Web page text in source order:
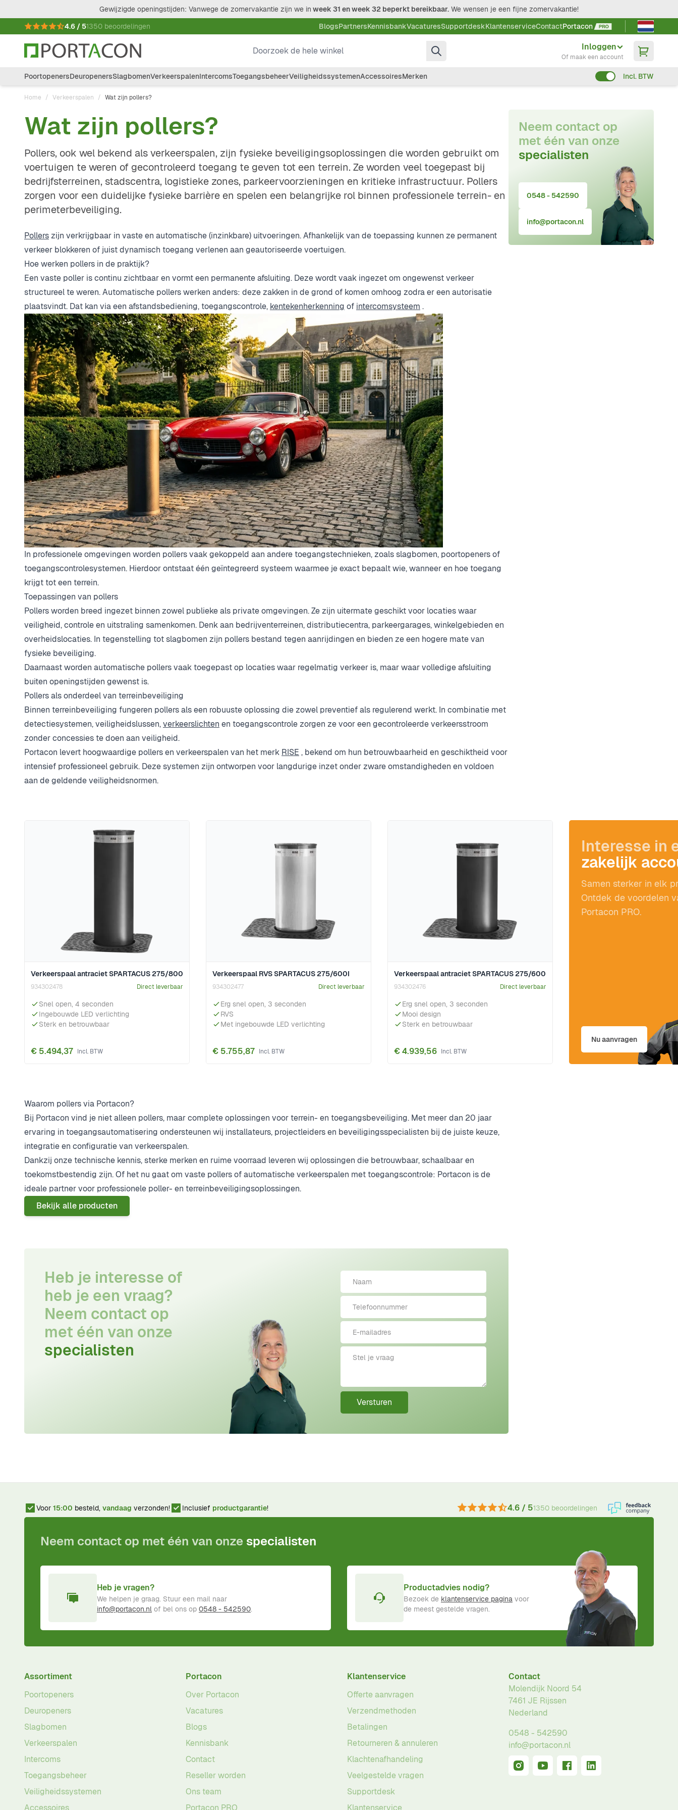
Gewijzigde openingstijden: Vanwege de zomervakantie zijn we in week 31 en week 32 beperkt bereikbaar. We wensen je een fijne zomervakantie!
4.6 / 51350 beoordelingen BlogsPartnersKennisbankVacaturesSupportdeskKlantenserviceContactPortacon
Taal kiezen
Doorzoek de hele winkel
Inloggen
Of maak een account
PoortopenersDeuropenersSlagbomenVerkeerspalenIntercomsToegangsbeheerVeiligheidssystemenAccessoiresMerken Incl. BTW
Home / Verkeerspalen / Wat zijn pollers?
Wat zijn pollers?
Pollers, ook wel bekend als verkeerspalen, zijn fysieke beveiligingsoplossingen die worden gebruikt om
voertuigen te weren of gecontroleerd toegang te geven tot een terrein. Ze worden veel toegepast bij
bedrijfsterreinen, stadscentra, logistieke zones, parkeervoorzieningen en kritieke infrastructuur. Pollers
zorgen voor een duidelijke fysieke barrière en spelen een belangrijke rol binnen professionele terrein- en
perimeterbeveiliging.
Pollers zijn verkrijgbaar in vaste en automatische (inzinkbare) uitvoeringen. Afhankelijk van de toepassing kunnen ze permanent
verkeer blokkeren of juist dynamisch toegang verlenen aan geautoriseerde voertuigen.
Hoe werken pollers in de praktijk?
Een vaste poller is continu zichtbaar en vormt een permanente afsluiting. Deze wordt vaak ingezet om ongewenst verkeer
structureel te weren. Automatische pollers werken anders: deze zakken in de grond of komen omhoog zodra er een autorisatie
plaatsvindt. Dat kan via een afstandsbediening, toegangscontrole, kentekenherkenning of intercomsysteem .
In professionele omgevingen worden pollers vaak gekoppeld aan andere toegangstechnieken, zoals slagbomen, poortopeners of
toegangscontrolesystemen. Hierdoor ontstaat één geïntegreerd systeem waarmee je exact bepaalt wie, wanneer en hoe toegang
krijgt tot een terrein.
Toepassingen van pollers
Pollers worden breed ingezet binnen zowel publieke als private omgevingen. Ze zijn uitermate geschikt voor locaties waar
veiligheid, controle en uitstraling samenkomen. Denk aan bedrijventerreinen, distributiecentra, parkeergarages, winkelgebieden en
overheidslocaties. In tegenstelling tot slagbomen zijn pollers bestand tegen aanrijdingen en bieden ze een hogere mate van
fysieke beveiliging.
Daarnaast worden automatische pollers vaak toegepast op locaties waar regelmatig verkeer is, maar waar volledige afsluiting
buiten openingstijden gewenst is.
Pollers als onderdeel van terreinbeveiliging
Binnen terreinbeveiliging fungeren pollers als een robuuste oplossing die zowel preventief als regulerend werkt. In combinatie met
detectiesystemen, veiligheidslussen,verkeerslichten en toegangscontrole zorgen ze voor een gecontroleerde verkeersstroom
zonder concessies te doen aan veiligheid.
Portacon levert hoogwaardige pollers en verkeerspalen van het merk RISE , bekend om hun betrouwbaarheid en geschiktheid voor
intensief professioneel gebruik. Deze systemen zijn ontworpen voor langdurige inzet onder zware omstandigheden en voldoen
aan de geldende veiligheidsnormen.
Verkeerspaal antraciet SPARTACUS 275/800
934302478 Direct leverbaar
Snel open, 4 seconden
Ingebouwde LED verlichting
Sterk en betrouwbaar
€ 5.494,37
Verkeerspaal RVS SPARTACUS 275/600I
934302477 Direct leverbaar
Erg snel open, 3 seconden
RVS
Met ingebouwde LED verlichting
€ 5.755,87
Verkeerspaal antraciet SPARTACUS 275/600
934302476 Direct leverbaar
Erg snel open, 3 seconden
Mooi design
Sterk en betrouwbaar
€ 4.939,56
Interesse in
zakelijk
Samen sterker in elk
Ontdek de voordelen
Portacon PRO.
Nu aanvragen
Waarom pollers via Portacon?
Bij Portacon vind je niet alleen pollers, maar complete oplossingen voor terrein- en toegangsbeveiliging. Met meer dan 20 jaar
ervaring in toegangsautomatisering ondersteunen wij installateurs, projectleiders en beveiligingsspecialisten bij de juiste keuze,
integratie en configuratie van verkeerspalen.
Dankzij onze technische kennis, sterke merken en ruime voorraad leveren wij oplossingen die betrouwbaar, schaalbaar en
toekomstbestendig zijn. Of het nu gaat om vaste pollers of automatische verkeerspalen met toegangscontrole: Portacon is de
ideale partner voor professionele poller- en terreinbeveiligingsoplossingen.
Bekijk alle producten
Heb je interesse of
heb je een vraag?
Neem contact op
met één van onze
specialisten
Versturen
Neem contact op
met één van onze
specialisten
0548 - 542590
info@portacon.nl
Voor 15:00 besteld, vandaag verzonden! Inclusief productgarantie! 4.6 / 51350 beoordelingen
Neem contact op met één van onze specialisten
Heb je vragen?
We helpen je graag. Stuur een mail naar
info@portacon.nl of bel ons op 0548 - 542590.
Productadvies nodig?
Bezoek de klantenservice pagina voor
de meest gestelde vragen.
Assortiment
Poortopeners
Deuropeners
Slagbomen
Verkeerspalen
Intercoms
Toegangsbeheer
Veiligheidssystemen
Accessoires
Portacon
Over Portacon
Vacatures
Blogs
Kennisbank
Contact
Reseller worden
Ons team
Portacon PRO
Klantenservice
Offerte aanvragen
Verzendmethoden
Betalingen
Retourneren & annuleren
Klachtenafhandeling
Veelgestelde vragen
Supportdesk
Klantenservice
Contact
Molendijk Noord 54
7461 JE Rijssen
Nederland
0548 - 542590
info@portacon.nl